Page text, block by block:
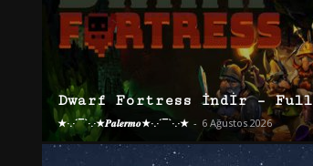
Dwarf Fortress İndir – Full
★·.·´¯`·.·★𝑷𝒂𝒍𝒆𝒓𝒎𝒐★·.·´¯`·.·★ - 6 Ağustos 2026